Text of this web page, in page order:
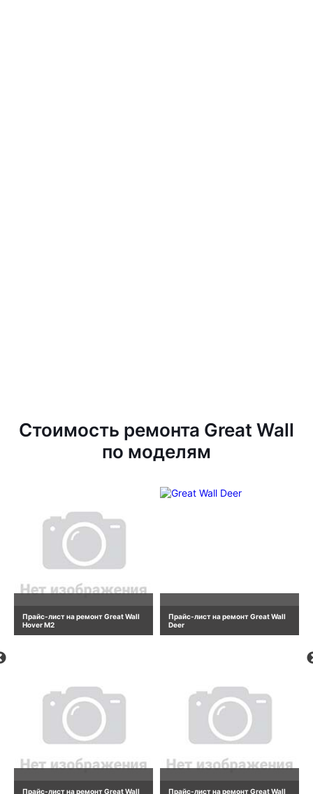
Стоимость ремонта Great Wall
по моделям
Прайс-лист на ремонт Great Wall
Hover M2
Прайс-лист на ремонт Great Wall
Прайс-лист на ремонт Great Wall
Deer
Прайс-лист на ремонт Great Wall